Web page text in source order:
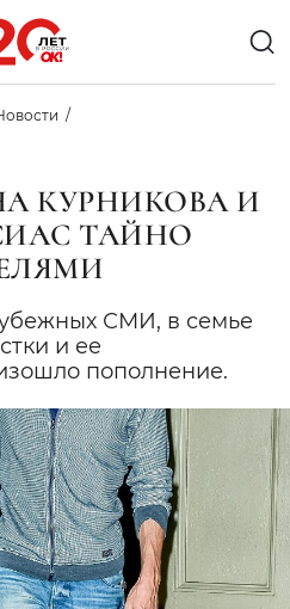
КУРНИКОВА И
ТАЙНО
СМИ, в семье
и ее
пополнение.